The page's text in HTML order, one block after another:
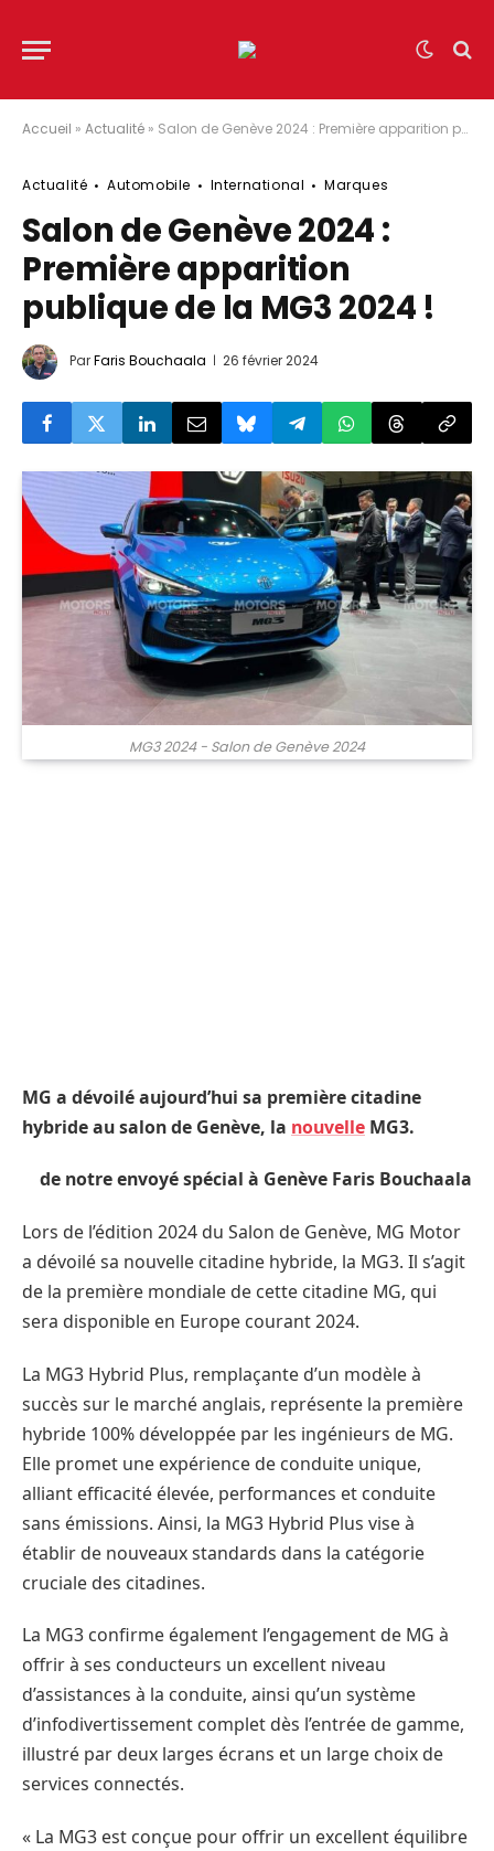
Accueil » Actualité » Salon de Genève 2024 : Première apparition publique de la MG3 2024 !
Actualité Automobile International Marques
Salon de Genève 2024 :
Première apparition
publique de la MG3 2024 !
ParFaris Bouchaala 26 février 2024
MG3 2024 - Salon de Genève 2024
MG a dévoilé aujourd’hui sa première citadine
hybride au salon de Genève, la nouvelle MG3.
de notre envoyé spécial à Genève Faris Bouchaala
Lors de l’édition 2024 du Salon de Genève, MG Motor
a dévoilé sa nouvelle citadine hybride, la MG3. Il s’agit
de la première mondiale de cette citadine MG, qui
sera disponible en Europe courant 2024.
La MG3 Hybrid Plus, remplaçante d’un modèle à
succès sur le marché anglais, représente la première
hybride 100% développée par les ingénieurs de MG.
Elle promet une expérience de conduite unique,
alliant efficacité élevée, performances et conduite
sans émissions. Ainsi, la MG3 Hybrid Plus vise à
établir de nouveaux standards dans la catégorie
cruciale des citadines.
La MG3 confirme également l’engagement de MG à
offrir à ses conducteurs un excellent niveau
d’assistances à la conduite, ainsi qu’un système
d’infodivertissement complet dès l’entrée de gamme,
illustré par deux larges écrans et un large choix de
services connectés.
« La MG3 est conçue pour offrir un excellent équilibre